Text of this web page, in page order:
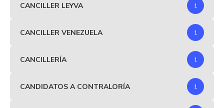
CANCILLER LEYVA 1
CANCILLER VENEZUELA 1
CANCILLERÍA 1
CANDIDATOS A CONTRALORÍA 1